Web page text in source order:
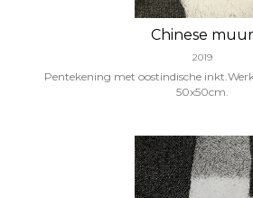
Chinese muur
2019
Pentekening met oostindische
50x50cm.